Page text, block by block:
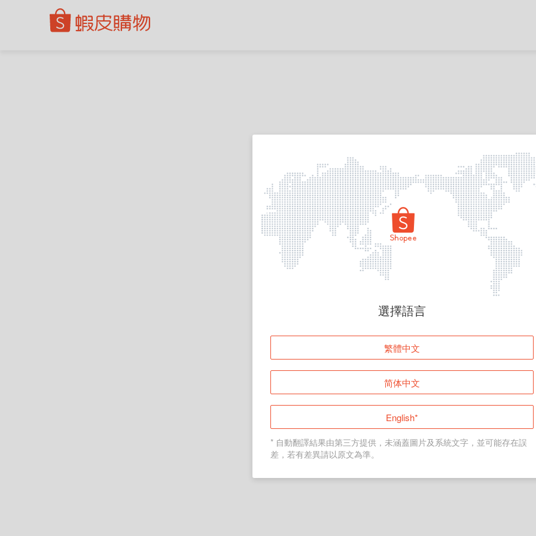
頁面無法顯示
登入
返回首頁
選擇語言
繁體中文
简体中文
English*
* 自動翻譯結果由第三方提供，未涵蓋圖片及系統文字，並可能存在誤
差，若有差異請以原文為準。